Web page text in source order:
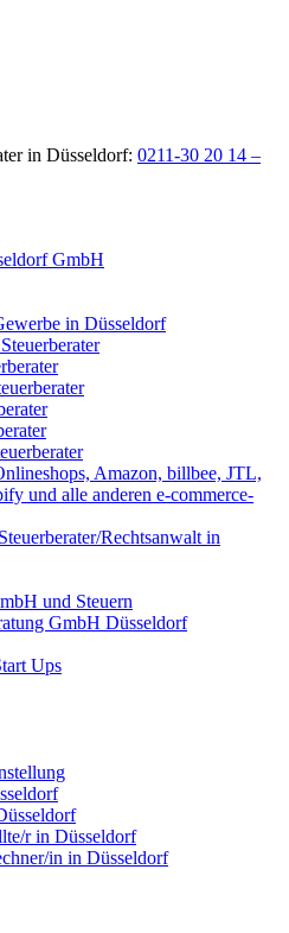
in Düsseldorf: 0211-30 20 14 –
GmbH
in Düsseldorf
Amazon, billbee, JTL,
und alle anderen e-commerce-
Rechtsanwalt in
und Steuern
GmbH Düsseldorf
Ups
r in Düsseldorf
in in Düsseldorf